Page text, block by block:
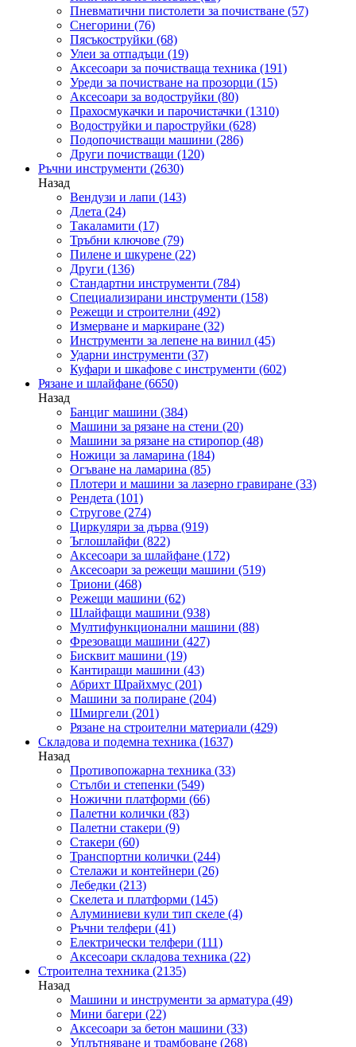
Пневматични пистолети за почистване (57)
Снегорини (76)
Пясъкоструйки (68)
Улеи за отпадъци (19)
Аксесоари за почистваща техника (191)
Уреди за почистване на прозорци (15)
Аксесоари за водоструйки (80)
Прахосмукачки и парочистачки (1310)
Водоструйки и пароструйки (628)
Подопочистващи машини (286)
Други почистващи (120)
Ръчни инструменти (2630)
Назад
Вендузи и лапи (143)
Длета (24)
Такаламити (17)
Тръбни ключове (79)
Пилене и шкурене (22)
Други (136)
Стандартни инструменти (784)
Специализирани инструменти (158)
Режещи и строителни (492)
Измерване и маркиране (32)
Инструменти за лепене на винил (45)
Ударни инструменти (37)
Куфари и шкафове с инструменти (602)
Рязане и шлайфане (6650)
Назад
Банциг машини (384)
Машини за рязане на стени (20)
Машини за рязане на стиропор (48)
Ножици за ламарина (184)
Огъване на ламарина (85)
Плотери и машини за лазерно гравиране (33)
Рендета (101)
Стругове (274)
Циркуляри за дърва (919)
Ъглошлайфи (822)
Аксесоари за шлайфане (172)
Аксесоари за режещи машини (519)
Триони (468)
Режещи машини (62)
Шлайфащи машини (938)
Мултифункционални машини (88)
Фрезоващи машини (427)
Бисквит машини (19)
Кантиращи машини (43)
Абрихт Щрайхмус (201)
Машини за полиране (204)
Шмиргели (201)
Рязане на строителни материали (429)
Складова и подемна техника (1637)
Назад
Противопожарна техника (33)
Стълби и степенки (549)
Ножични платформи (66)
Палетни колички (83)
Палетни стакери (9)
Стакери (60)
Транспортни колички (244)
Стелажи и контейнери (26)
Лебедки (213)
Скелета и платформи (145)
Алуминиеви кули тип скеле (4)
Ръчни телфери (41)
Електрически телфери (111)
Аксесоари складова техника (22)
Строителна техника (2135)
Назад
Машини и инструменти за арматура (49)
Мини багери (22)
Аксесоари за бетон машини (33)
Уплътняване и трамбоване (268)